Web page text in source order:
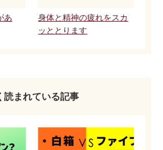
あ
身体と精神の疲れをスカ
ッととります
読まれている記事